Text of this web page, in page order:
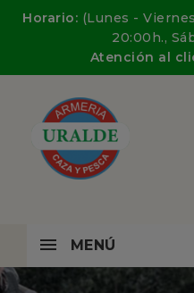
Horario: (Lunes -
20:00h.,
Atención al
MENÚ